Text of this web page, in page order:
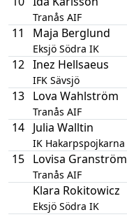
Tranås AIF
11 Maja Berglund
Eksjö Södra IK
12 Inez Hellsaeus
IFK Sävsjö
13 Lova Wahlström
Tranås AIF
14 Julia Walltin
IK Hakarpspojkarna
15 Lovisa Granström
Tranås AIF
Klara Rokitowicz
Eksjö Södra IK